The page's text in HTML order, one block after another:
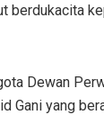
berdukacita
Dewan
Gani yang